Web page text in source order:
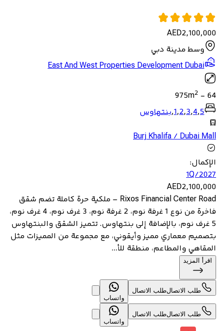
AED2,100,000
وسط مدينة دبي
East And West Properties Development Dubai
64
-
975m2
1,2,3,4,5
,بنتهاوس
Burj Khalifa / Dubai Mall
الإكمال:
1Q/2027
AED2,100,000
Rixos Financial Center Road – ملكية حرة كاملة تضم شقق
فاخرة من نوع 1 غرفة نوم، 2 غرفة نوم، 3 غرف نوم، 4 غرف نوم،
5 غرف نوم، بالإضافة إلى بنتهاوس. تتميز الشقق والبنتهاوس
بتصميم معماري مميز وأيقوني، مع مجموعة من المميزات مثل
المقاهي والمطاعم، منطقة للأ...
اقرأ المزيد
طلب الاتصالطلب الاتصال
واتساب
طلب الاتصالطلب الاتصال
واتساب